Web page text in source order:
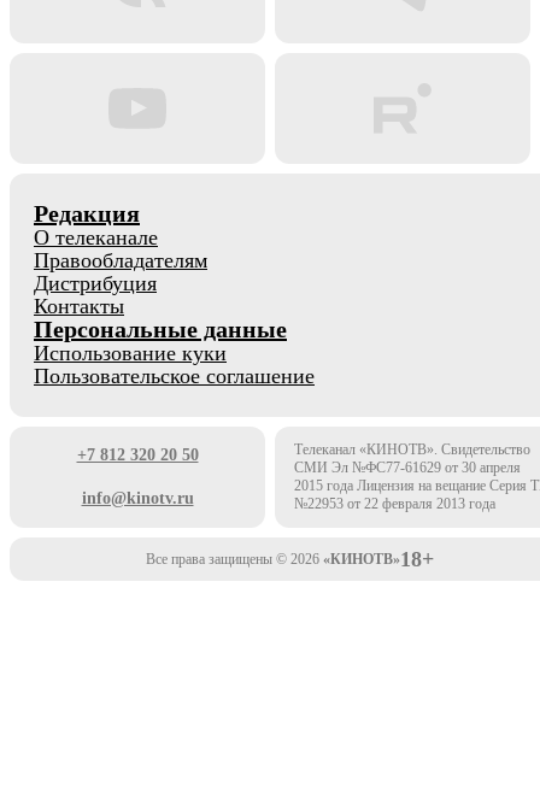
Редакция
О телеканале
Правообладателям
Дистрибуция
Контакты
Персональные данные
Использование куки
Пользовательское соглашение
+7 812 320 20 50
info@kinotv.ru
Телеканал «КИНОТВ». Свидетельство
СМИ Эл №ФС77-61629 от 30 апреля
2015 года Лицензия на вещание Серия
№22953 от 22 февраля 2013 года
Все права защищены © 2026 «КИНОТВ»18+